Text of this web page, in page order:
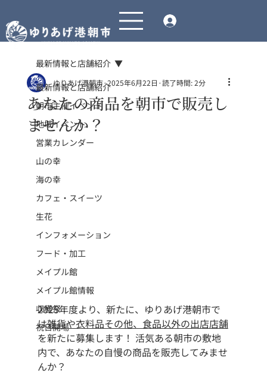
最新情報と店舗紹介
朝市主催イベント
地域イベント
営業カレンダー
山の幸
海の幸
カフェ・スイーツ
生花
インフォメーション
フード・加工
メイプル館
メイプル館情報
収穫祭
祝日開場
最新情報と店舗紹介
あなたの商品を朝市で販売し
ませんか？
ゆりあげ港朝市 2025年6月22日 読了時間: 2分
2025年度より、新たに、ゆりあげ港朝市で
は雑貨や衣料品その他、食品以外の出店店舗
を新たに募集します！ 活気ある朝市の敷地
内で、あなたの自慢の商品を販売してみませ
んか？